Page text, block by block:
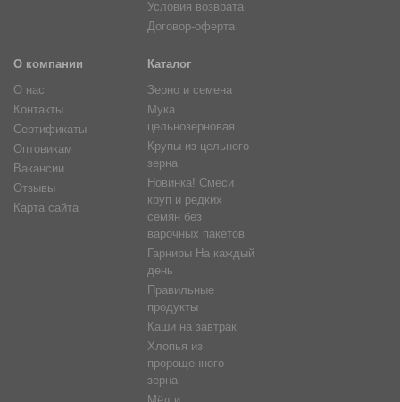
Условия возврата
Договор-оферта
О компании
О нас
Контакты
Сертификаты
Оптовикам
Вакансии
Отзывы
Карта сайта
Каталог
Зерно и семена
Мука
цельнозерновая
Крупы из цельного
зерна
Новинка! Смеси
круп и редких
семян без
варочных пакетов
Гарниры На каждый
день
Правильные
продукты
Каши на завтрак
Хлопья из
пророщенного
зерна